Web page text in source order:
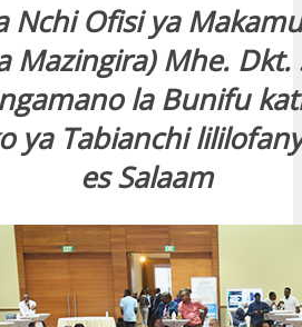
Nchi Ofisi ya
Mazingira) Mhe. Dkt.
la Bunifu
ya Tabianchi
es Salaam